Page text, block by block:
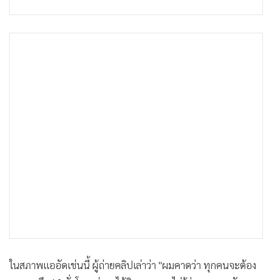
ในสภาพแออัดเช่นนี้ ผู้ถ่ายคลิปเล่าว่า "ผมคาดว่า ทุกคนจะต้อง